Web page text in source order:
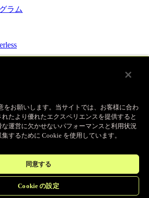
ラム
な最強サーバーレスプラットフォーム
キャッシングで AI ワークロードを加
をお願いします。当サイトでは、お客様に合わ
たより優れたエクスペリエンスを提供すると
な運営に欠かせないパフォーマンスと利用状況
するために Cookie を使用しています。
同意する
Cookie の設定